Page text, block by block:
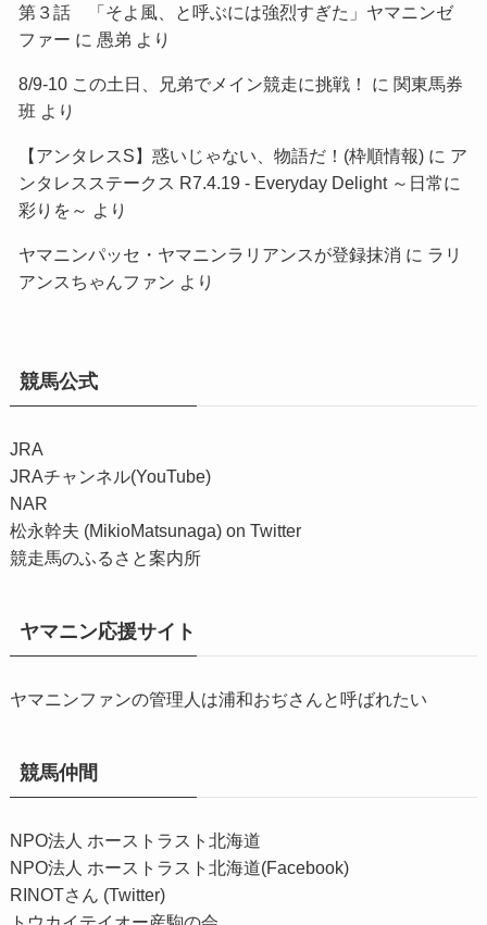
第３話 「そよ風、と呼ぶには強烈すぎた」ヤマニンゼ
ファー に 愚弟 より
8/9-10 この土日、兄弟でメイン競走に挑戦！ に 関東馬券
班 より
【アンタレスS】惑いじゃない、物語だ！(枠順情報)に ア
ンタレスステークス R7.4.19 - Everyday Delight ～日常に
彩りを～
より
ヤマニンパッセ・ヤマニンラリアンスが登録抹消 に ラリ
アンスちゃんファン より
競馬公式
JRA
JRAチャンネル(YouTube)
NAR
松永幹夫 (MikioMatsunaga) on Twitter
競走馬のふるさと案内所
ヤマニン応援サイト
ヤマニンファンの管理人は浦和おぢさんと呼ばれたい
競馬仲間
NPO法人 ホーストラスト北海道
NPO法人 ホーストラスト北海道(Facebook)
RINOTさん (Twitter)